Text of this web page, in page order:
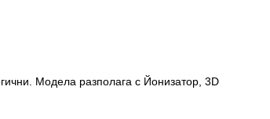
Модела разполага с Йонизатор, 3D